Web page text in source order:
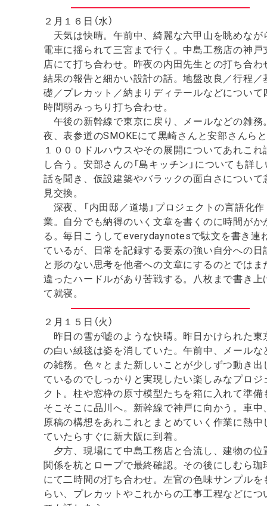
２月１６日（水）
天気は快晴。午前中、綺麗な六甲山を眺めなが
電車に揺られて三宮まで行く。中島工務店の神戸
店にて打ち合わせ。昨夜の内田先生との打ち合わ
結果の報告と細かい設計の話。地盤改良／行程／
礎／プレカット／納まりディテールなどについて
時間弱みっちり打ち合わせ。
午後の新幹線で東京に戻り、メールなどの雑務
夜、表参道のSMOKEにて黒崎さんと安部さんらと
１０００ドルハウスやその展開についてあれこれ
し合う。安部さんの「島キッチン」についても詳
話を聞き、仮設建築やバラックの面白さについて
見交換。
深夜、「内田邸／道場」プロジェクトの言語化作
業。自分でも納得のいく文章を書くのに時間がか
る。毎日こうしてeverydaynotesで駄文を書き連
ているが、日常を記録する要素の強い自分への日
と形のない思考を他者への文章にするのとではま
違ったハードルがあり苦戦する。八枚まで書き上
て就寝。
２月１５日（火）
昨日の雪が嘘のような快晴。昨日かけられた東
の白い絨毯は姿を消していた。午前中、メールな
の雑務。色々とまた新しいことが少しずつ動き出
ているのでしっかりと実現したい楽しみなプロジ
クト。柱や窓枠の原寸模型たちを箱に入れて準備
そこそこに品川へ。新幹線で神戸に向かう。車中
原稿の構想をあれこれとまとめていく作業に熱中
ていたらすぐに新大阪に到着。
夕方、現場にて中島工務店と合流し、建物の位
関係を杭とロープで最終確認。その後にしむら珈
にて二時間の打ち合わせ。左官の色味サンプルを
らい、プレカットやこれからの工事工程などにつ